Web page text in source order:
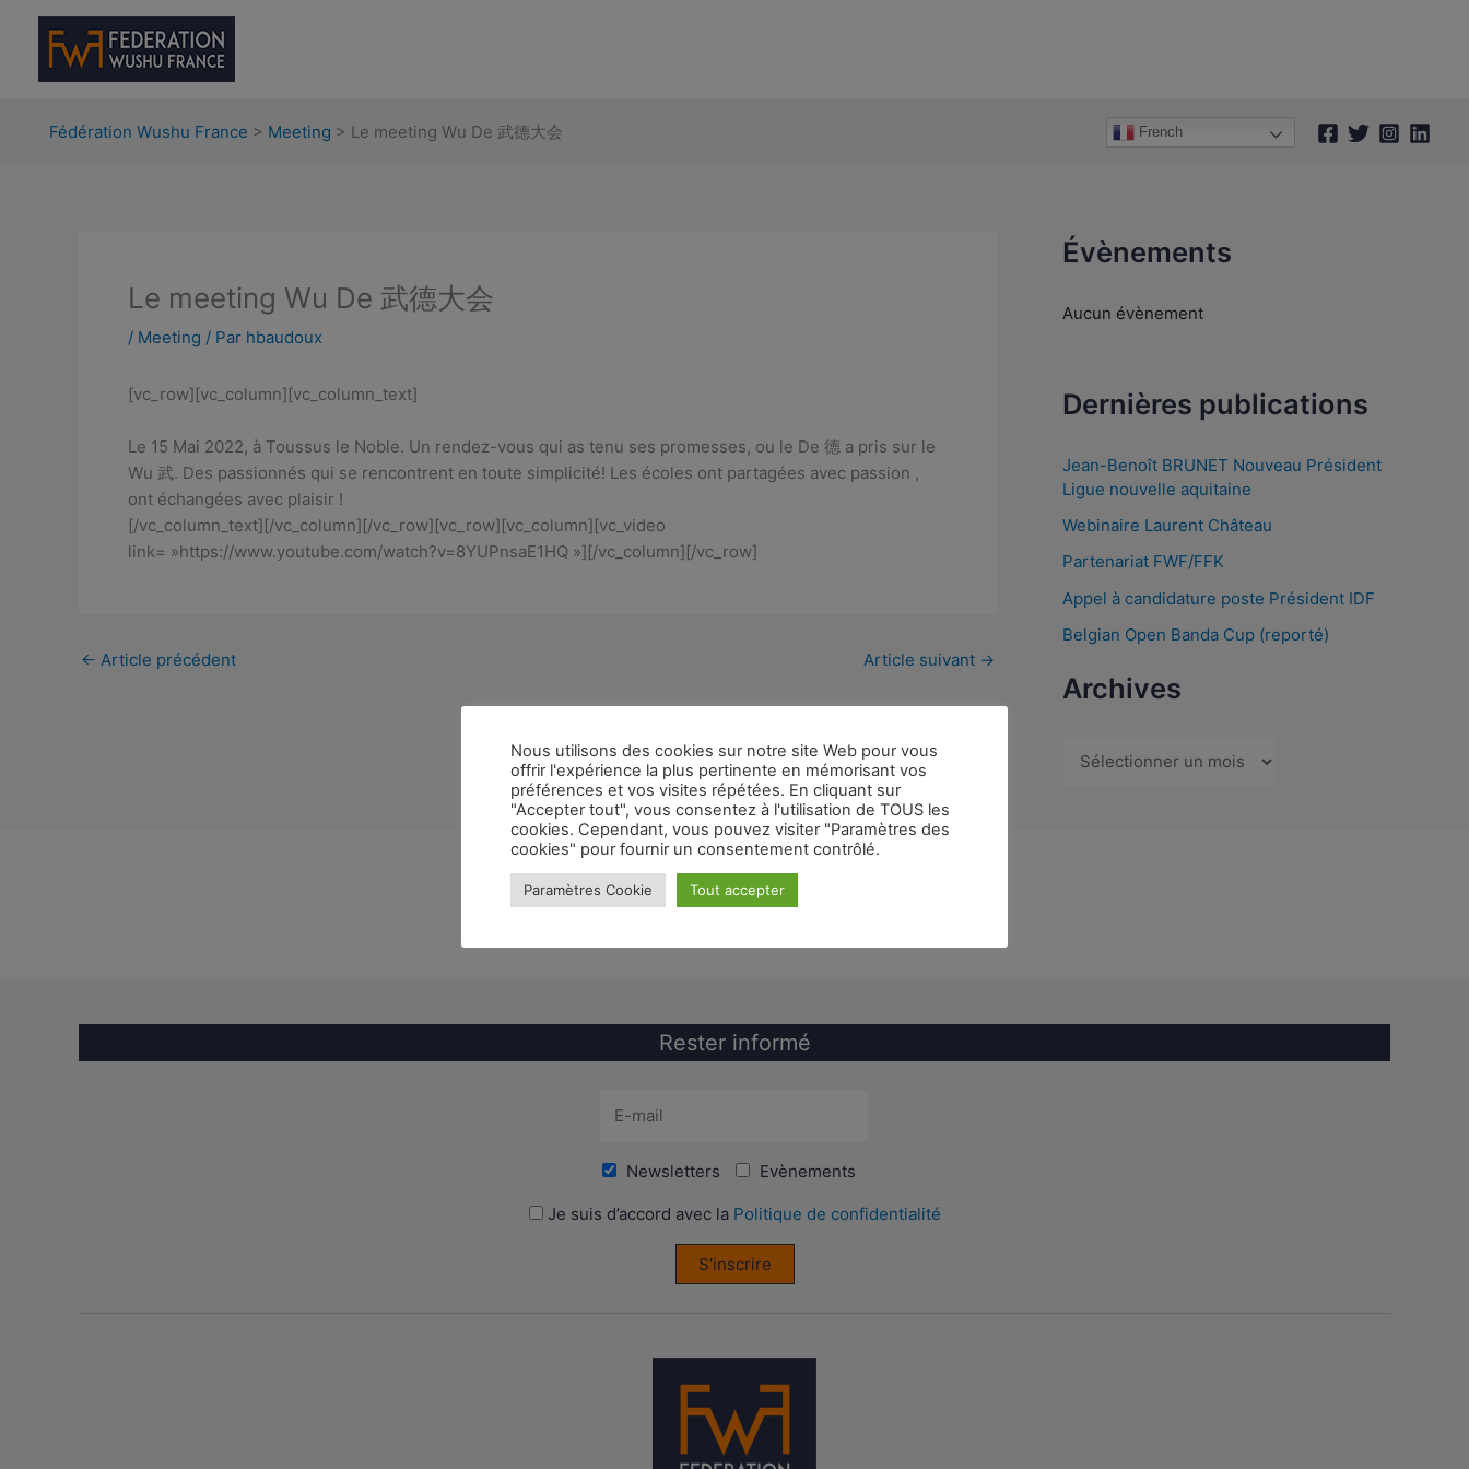
contenu
Fédération Wushu France > Meeting > Le meeting Wu De 武德大会 French
Le meeting Wu De 武德大会
/ Meeting / Par hbaudoux
[vc_row][vc_column][vc_column_text]
Le 15 Mai 2022, à Toussus le Noble. Un rendez-vous qui as tenu ses promesses, ou le De 德 a pris sur le
Wu 武. Des passionnés qui se rencontrent en toute simplicité! Les écoles ont partagées avec passion ,
ont échangées avec plaisir !
[/vc_column_text][/vc_column][/vc_row][vc_row][vc_column][vc_video
link= »https://www.youtube.com/watch?v=8YUPnsaE1HQ »][/vc_column][/vc_row]
← Article précédent Article suivant →
Évènements
Aucun évènement
Dernières publications
Jean-Benoît BRUNET Nouveau Président
Ligue nouvelle aquitaine
Webinaire Laurent Château
Partenariat FWF/FFK
Appel à candidature poste Président IDF
Belgian Open Banda Cup (reporté)
Archives
s
Mentions légales
Confidentialité et cookies
Rester informé
Newsletters Evènements
Je suis d’accord avec la Politique de confidentialité
S'inscrire
Nous utilisons des cookies sur notre site Web pour vous
offrir l'expérience la plus pertinente en mémorisant vos
préférences et vos visites répétées. En cliquant sur
"Accepter tout", vous consentez à l'utilisation de TOUS les
cookies. Cependant, vous pouvez visiter "Paramètres des
cookies" pour fournir un consentement contrôlé.
Paramètres Cookie Tout accepter